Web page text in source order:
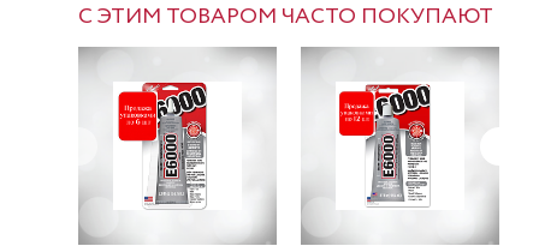
С ЭТИМ ТОВАРОМ ЧАСТО ПОКУПАЮТ